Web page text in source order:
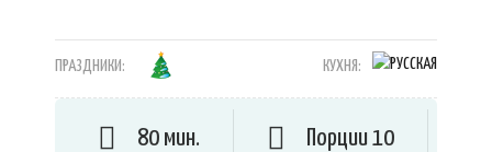
ПРАЗДНИКИ: КУХНЯ:
80 мин. Порции 10